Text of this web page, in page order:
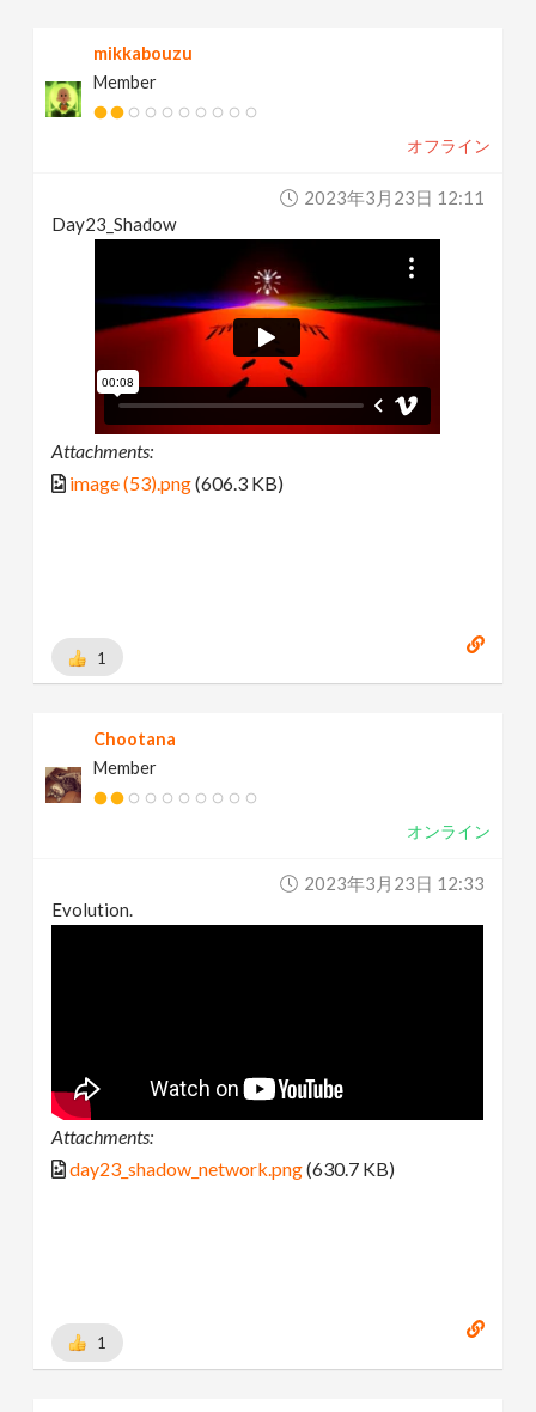
mikkabouzu
Member
オフライン
2023年3月23日 12:11
Day23_Shadow
Attachments:
image (53).png(606.3 KB)
1
Chootana
Member
オンライン
2023年3月23日 12:33
Evolution.
Attachments:
day23_shadow_network.png(630.7 KB)
1